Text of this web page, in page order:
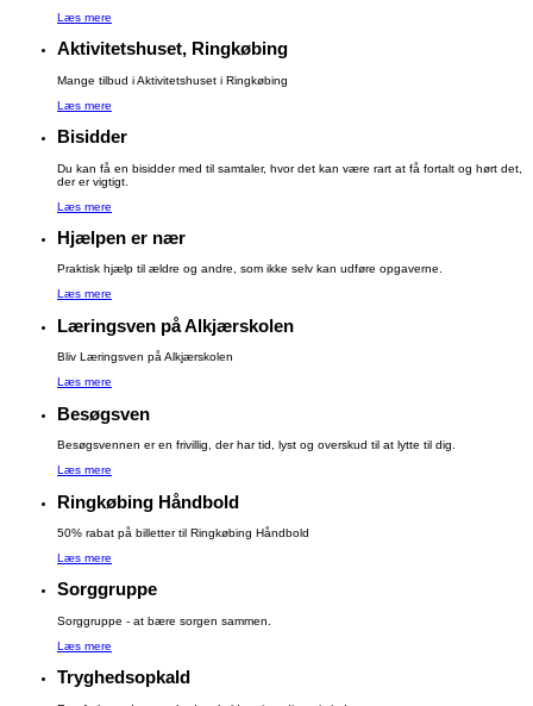
Læs mere
Aktivitetshuset, Ringkøbing
Mange tilbud i Aktivitetshuset i Ringkøbing
Læs mere
Bisidder
Du kan få en bisidder med til samtaler, hvor det kan være rart at få fortalt og hørt det,
der er vigtigt.
Læs mere
Hjælpen er nær
Praktisk hjælp til ældre og andre, som ikke selv kan udføre opgaverne.
Læs mere
Læringsven på Alkjærskolen
Bliv Læringsven på Alkjærskolen
Læs mere
Besøgsven
Besøgsvennen er en frivillig, der har tid, lyst og overskud til at lytte til dig.
Læs mere
Ringkøbing Håndbold
50% rabat på billetter til Ringkøbing Håndbold
Læs mere
Sorggruppe
Sorggruppe - at bære sorgen sammen.
Læs mere
Tryghedsopkald